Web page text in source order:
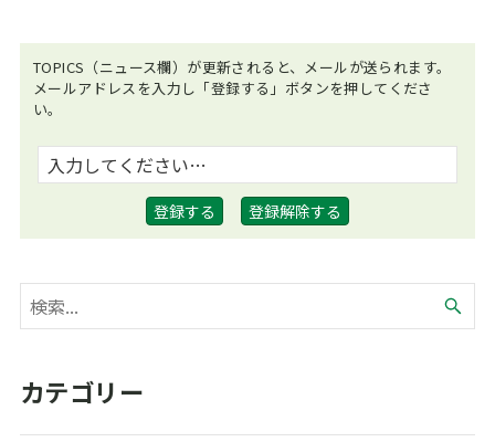
TOPICS（ニュース欄）が更新されると、メールが送られます。
メールアドレスを入力し「登録する」ボタンを押してくださ
い。
カテゴリー